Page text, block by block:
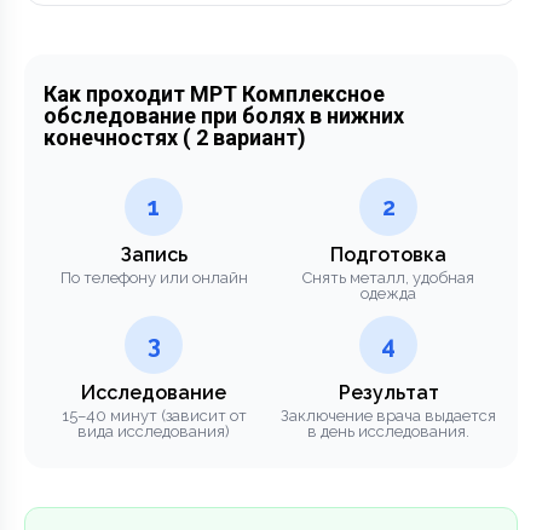
Как проходит МРТ Комплексное
обследование при болях в нижних
конечностях ( 2 вариант)
1
Запись
По телефону или онлайн
2
Подготовка
Снять металл, удобная
одежда
3
Исследование
15–40 минут (зависит от
вида исследования)
4
Результат
Заключение врача выдается
в день исследования.